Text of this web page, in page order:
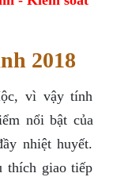
2018
vì vậy tính
nổi bật của
nhiệt huyết.
thích giao tiếp